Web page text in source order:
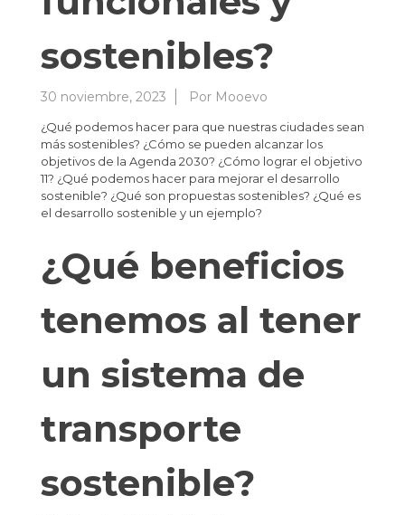
sostenibles?
30 noviembre, 2023 Por Mooevo
¿Qué podemos hacer para que nuestras ciudades sean
más sostenibles? ¿Cómo se pueden alcanzar los
objetivos de la Agenda 2030? ¿Cómo lograr el objetivo
11? ¿Qué podemos hacer para mejorar el desarrollo
sostenible? ¿Qué son propuestas sostenibles? ¿Qué es
el desarrollo sostenible y un ejemplo?
¿Qué beneficios
tenemos al tener
un sistema de
transporte
sostenible?